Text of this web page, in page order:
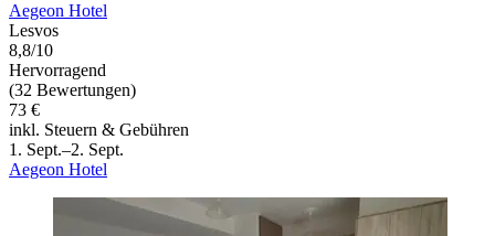
Aegeon Hotel
Lesvos
8,8/10
Hervorragend
(32 Bewertungen)
73 €
inkl. Steuern & Gebühren
1. Sept.–2. Sept.
Aegeon Hotel